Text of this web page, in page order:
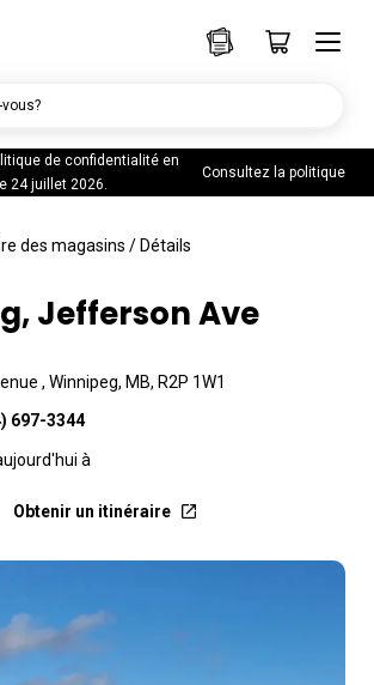
de confidentialité en
24 juillet 2026.
Consultez la politique
des magasins / Détails
Jefferson Ave
, Winnipeg, MB, R2P 1W1
697-3344
à
Obtenir un itinéraire